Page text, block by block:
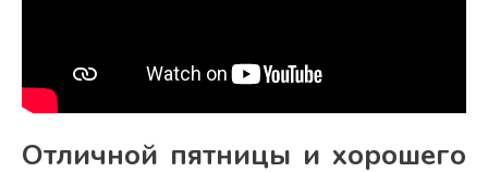
Отличной пятницы и хорошего